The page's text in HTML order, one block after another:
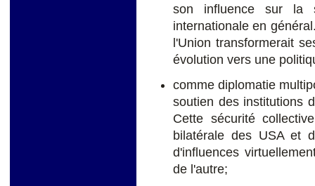
son influence sur la
internationale en
l'Union transformerait
évolution vers une
comme diplomatie
soutien des institutions
Cette sécurité
bilatérale des USA et
d'influences
de l'autre;